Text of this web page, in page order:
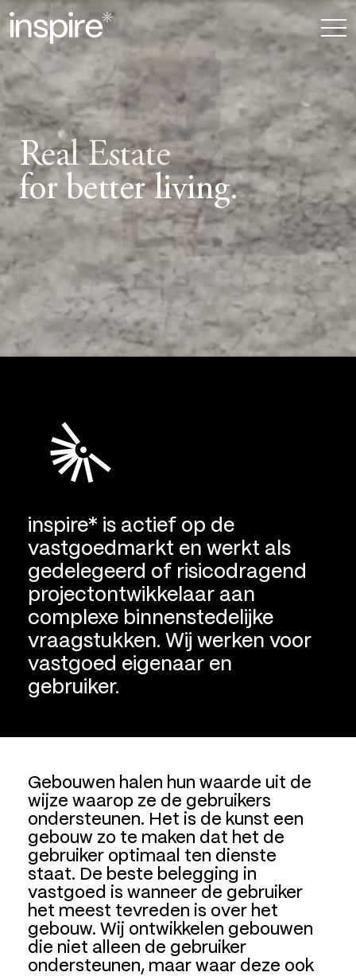
Real Estate
for better living.
Plays
for better living.
inspire* is actief op de
vastgoedmarkt en werkt als
gedelegeerd of risicodragend
projectontwikkelaar aan
complexe binnenstedelijke
vraagstukken. Wij werken voor
vastgoed eigenaar en
gebruiker.
Gebouwen halen hun waarde uit de
wijze waarop ze de gebruikers
ondersteunen. Het is de kunst een
gebouw zo te maken dat het de
gebruiker optimaal ten dienste
staat. De beste belegging in
vastgoed is wanneer de gebruiker
het meest tevreden is over het
gebouw. Wij ontwikkelen gebouwen
die niet alleen de gebruiker
ondersteunen, maar waar deze ook